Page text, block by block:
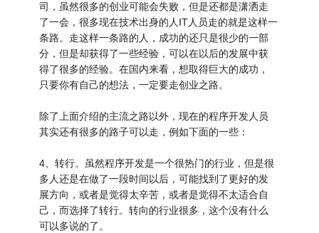
司，虽然很多的创业可能会失败，但是还都是潇洒走
了一会，很多现在技术出身的人IT人员走的就是这样一
条路。走这样一条路的人，成功的还只是很少的一部
分，但是却获得了一些经验，可以在以后的发展中获
得了很多的经验。在国内来看，想取得巨大的成功，
只要你有自己的想法，一定要走创业之路。
除了上面介绍的主流之路以外，现在的程序开发人员
其实还有很多的路子可以走，例如下面的一些：
4、转行。虽然程序开发是一个很热门的行业，但是很
多人还是在做了一段时间以后，可能找到了更好的发
展方向，或者是觉得太辛苦，或者是觉得不太适合自
己，而选择了转行。转向的行业很多，这个没有什么
可以多说的了。